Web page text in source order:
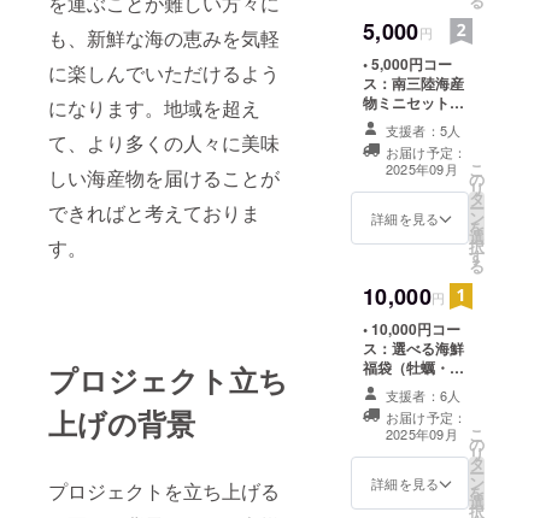
も、新鮮な海の恵みを気軽
に楽しんでいただけるよう
になります。地域を超え
て、より多くの人々に美味
しい海産物を届けることが
できればと考えておりま
す。
プロジェクト立ち
上げの背景
プロジェクトを立ち上げる
そんな想い
から、2025
年には店舗
だけでな
く、移動販
売車で地域
を巡り、交
通手段のな
い方やご高
美味しい海
産物を届け
ることを目
指していま
す。
食卓に“海の
元気”を届け
るために、
名前をご記入く
ださい
：ロ
ゴやバナーなど
の画像の受け渡
しについては、
プロジェクト終
了後にお送りす
るメールをご確
5,000円
• 5,000円コー
ス：南三陸海産
物ミニセット
（発送） 【内
容】牡蠣・帆立
等 【賞味期
限】全品到着日
から1日 【原産
国】日本 【内
支援者：5人
お届け予定：
2025年09月
詳細を見る
こ
の
リ
タ
ー
ン
を
選
択
す
る
10,000円
• 10,000円コー
ス：選べる海鮮
福袋（牡蠣・た
こ・ホタテ等）
＋感謝状 【内
容】牡蠣・帆
立・タコ等
【賞味期限】全
品到着日から1
支援者：6人
お届け予定：
2025年09月
詳細を見る
こ
の
リ
タ
ー
ン
を
選
択